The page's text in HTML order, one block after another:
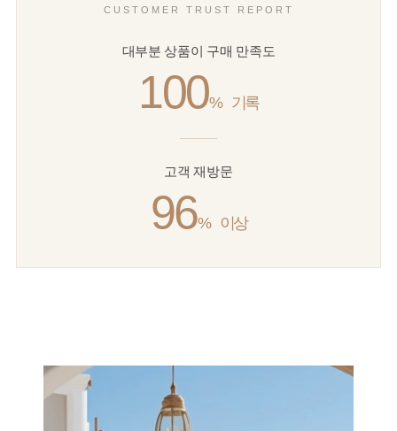
CUSTOMER TRUST REPORT
대부분 상품이 구매 만족도
100% 기록
고객 재방문
96% 이상